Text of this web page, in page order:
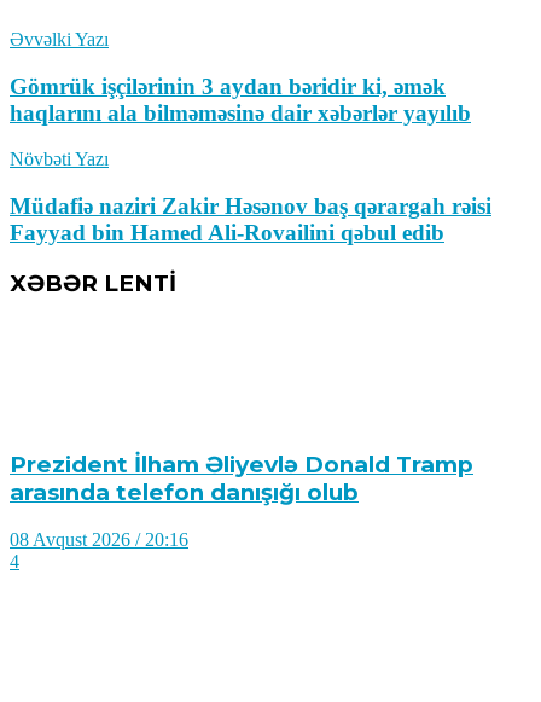
Əvvəlki Yazı
Gömrük işçilərinin 3 aydan bəridir ki, əmək
haqlarını ala bilməməsinə dair xəbərlər yayılıb
Növbəti Yazı
Müdafiə naziri Zakir Həsənov baş qərargah rəisi
Fayyad bin Hamed Ali-Rovailini qəbul edib
XƏBƏR LENTİ
Prezident İlham Əliyevlə Donald Tramp
arasında telefon danışığı olub
08 Avqust 2026 / 20:16
4